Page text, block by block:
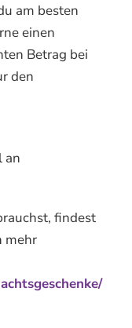
am besten
einen
Betrag bei
den
an
findest
mehr